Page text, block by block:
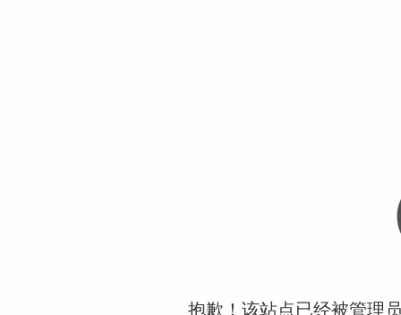
抱歉！该站点已经被管理